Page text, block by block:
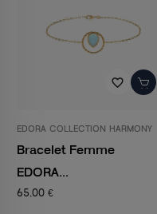
favorite_border
EDORA COLLECTION HARMONY
Bracelet Femme
EDORA...
65,00 €